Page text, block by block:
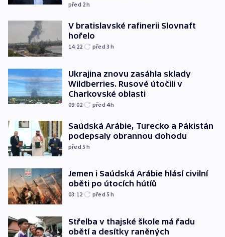
před 2h
V bratislavské rafinerii Slovnaft
hořelo
14:22 před 3h
Ukrajina znovu zasáhla sklady
Wildberries. Rusové útočili v
Charkovské oblasti
09:02 před 4h
Saúdská Arábie, Turecko a Pákistán
podepsaly obrannou dohodu
před 5h
Jemen i Saúdská Arábie hlásí civilní
oběti po útocích hútíů
03:12 před 5h
Střelba v thajské škole má řadu
obětí a desítky raněných